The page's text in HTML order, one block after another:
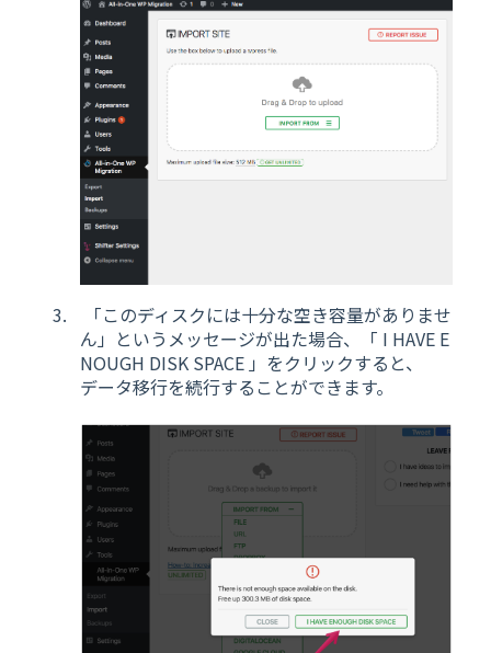
「このディスクには十分な空き容量がありませ
ん」というメッセージが出た場合、「 I HAVE E
NOUGH DISK SPACE 」をクリックすると、
データ移行を続行することができます。